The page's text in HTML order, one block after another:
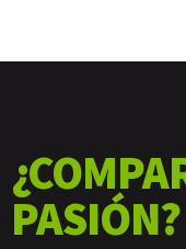
PASIÓN?